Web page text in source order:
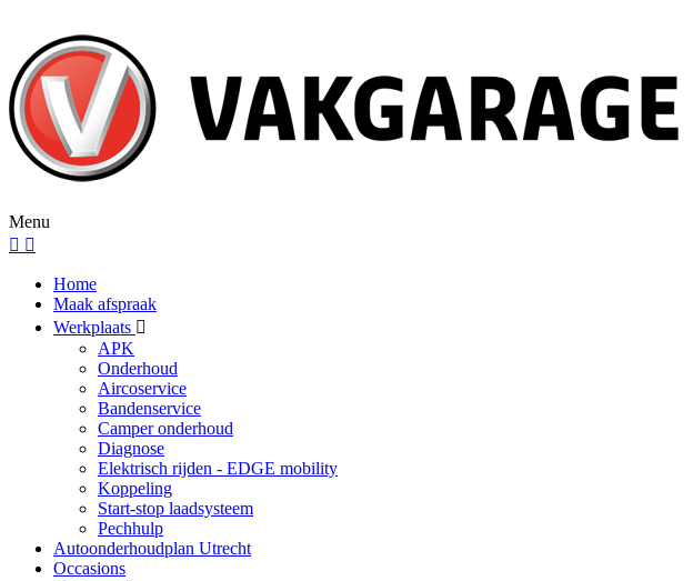
Menu
Home
Maak afspraak
Werkplaats
APK
Onderhoud
Aircoservice
Bandenservice
Camper onderhoud
Diagnose
Elektrisch rijden - EDGE mobility
Koppeling
Start-stop laadsysteem
Pechhulp
Autoonderhoudplan Utrecht
Occasions